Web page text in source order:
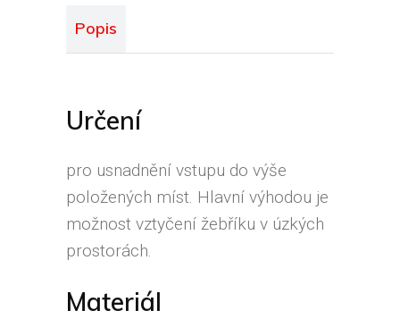
Popis
Určení
pro usnadnění vstupu do výše
položených míst. Hlavní výhodou je
možnost vztyčení žebříku v úzkých
prostorách.
Materiál